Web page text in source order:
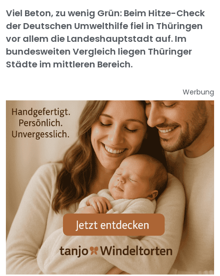
Viel Beton, zu wenig Grün: Beim Hitze-Check
der Deutschen Umwelthilfe fiel in Thüringen
vor allem die Landeshauptstadt auf. Im
bundesweiten Vergleich liegen Thüringer
Städte im mittleren Bereich.
Werbung